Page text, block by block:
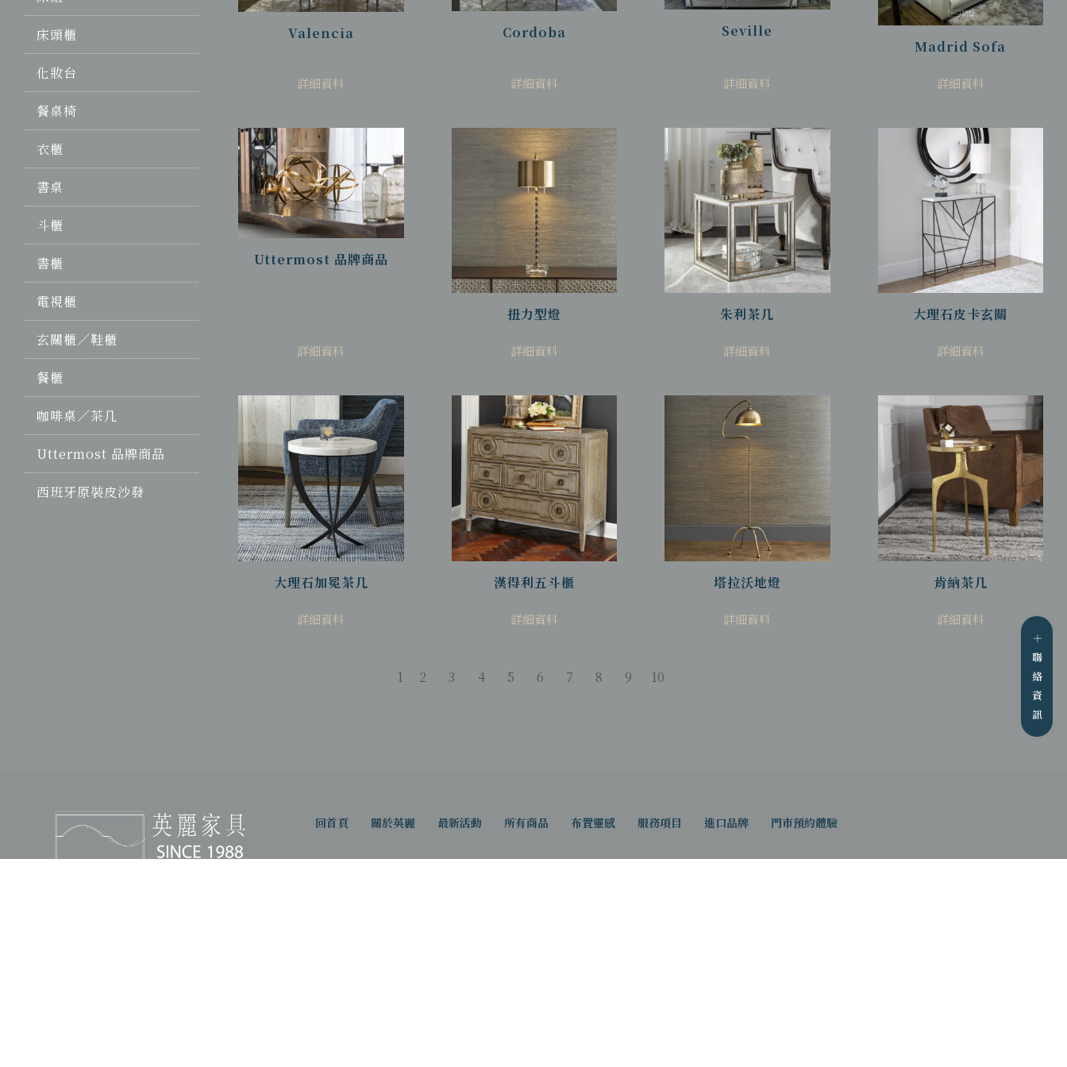
床頭櫃
化妝台
餐桌椅
衣櫃
書桌
斗櫃
書櫃
電視櫃
玄關櫃／鞋櫃
餐櫃
咖啡桌／茶几
Uttermost 品牌商品
西班牙原裝皮沙發
Valencia
詳細資料
Cordoba
詳細資料
Seville
詳細資料
Madrid Sofa
詳細資料
Uttermost 品牌商品
詳細資料
扭力型燈
詳細資料
朱利茶几
詳細資料
大理石皮卡玄關
詳細資料
大理石加冕茶几
詳細資料
漢得利五斗櫃
詳細資料
塔拉沃地燈
詳細資料
肯納茶几
詳細資料
1 2 3 4 5 6 7 8 9 10
回首頁 關於英麗 最新活動 所有商品 布置靈感 服務項目 進口品牌 門市預約體驗